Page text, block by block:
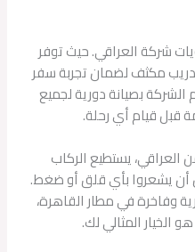
شركة العراقي. حيث توفر
مكثف لضمان تجربة سفر
بصيانة دورية لجميع
قبل قيام أي رحلة.
العراقي، يستطيع الركاب
أن يشعروا بأي قلق أو ضغط.
وفاخرة في مطار القاهرة،
الخيار المثالي لك.